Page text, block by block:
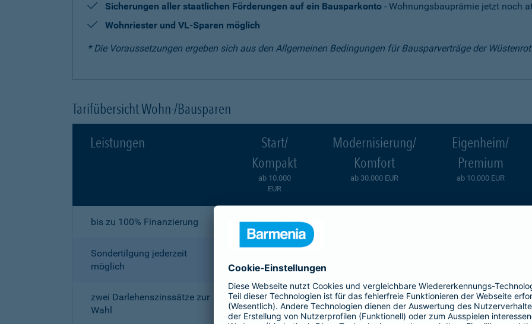
Sicherungen aller staatlichen Förderungen auf ein Bausparkonto - Wohnungsbauprämie jetzt noch
Wohnriester und VL-Sparen möglich
* Die Voraussetzungen ergeben sich aus den Allgemeinen Bedingungen für Bausparverträge der
Tarifübersicht Wohn-/Bausparen
Leistungen
Start/
Kompakt
ab 10.000
EUR
Modernisierung/
Komfort
ab 30.000 EUR
Eigenheim/
Premium
ab 10.000 EUR
bis zu 100% Finanzierung enthalten
Sondertilgung jederzeit
möglich
zwei Darlehenszinssätze zur
Wahl
nicht enthalten enthalten enthalten